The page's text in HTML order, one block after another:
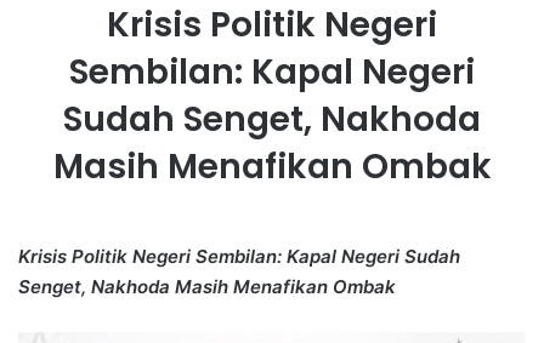
Krisis Politik Negeri
Sembilan: Kapal Negeri
Sudah Senget, Nakhoda
Masih Menafikan Ombak
Krisis Politik Negeri Sembilan: Kapal Negeri Sudah
Senget, Nakhoda Masih Menafikan Ombak